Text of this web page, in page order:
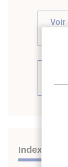
Voir
Indexation